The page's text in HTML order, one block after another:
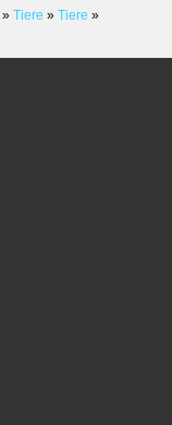
» Tiere » Tiere »